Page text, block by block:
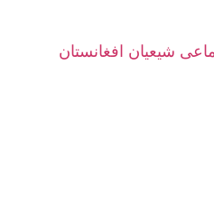
شیعیان افغانستان